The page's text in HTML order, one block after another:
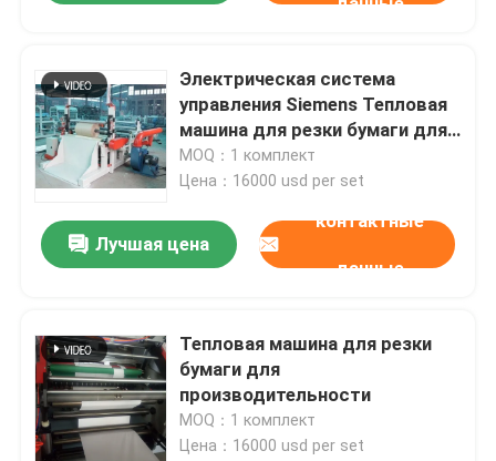
Электрическая система
управления Siemens Тепловая
машина для резки бумаги для
простой работы
MOQ：1 комплект
Цена：16000 usd per set
Лучшая цена
контактные
данные
Тепловая машина для резки
бумаги для
производительности
MOQ：1 комплект
Цена：16000 usd per set